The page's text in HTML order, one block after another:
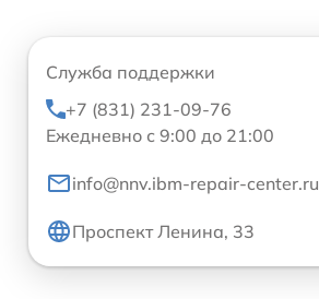
Служба поддержки
+7 (831) 231-09-76
Ежедневно с 9:00 до 21:00
info@nnv.ibm-repair-center.ru
Проспект Ленина, 33